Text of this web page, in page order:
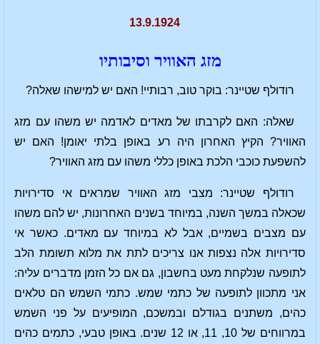
13.9.1924
מזג האוויר וסיבותיו
רודולף שטיינר: בוקר טוב, רבותיי! האם יש למישהו שאלה?
שאלה: האם לקרבתו של מאדים לאדמה יש משהו עם מזג
האוויר? הקיץ האחרון היה רע באופן בלתי יאומן! האם יש
להשפעת כוכבי הלכת באופן כללי משהו עם מזג האוויר?
רודולף שטיינר: מצבי מזג האוויר שמראים אי סדירויות
שכאלה במשך השנה, במיוחד בשנים האחרונות, יש להם משהו
עם מצבים בשמיים, אבל לא במיוחד עם מאדים. כאשר אי
סדירויות אלה נצפות אנו צריכים לתת את מלוא תשומת הלב
לתופעה שנלקחת מעט בחשבון, גם אם כל הזמן מדברים עליה:
אני מתכוון לתופעה של כתמי שמש. כתמי השמש הם טלאים
כהים, משתנים בגודלם ובמשכם, המופיעים על פני השמש
במרווחים של 10, 11, או 12 שנים. באופן טבעי, כתמים כהים